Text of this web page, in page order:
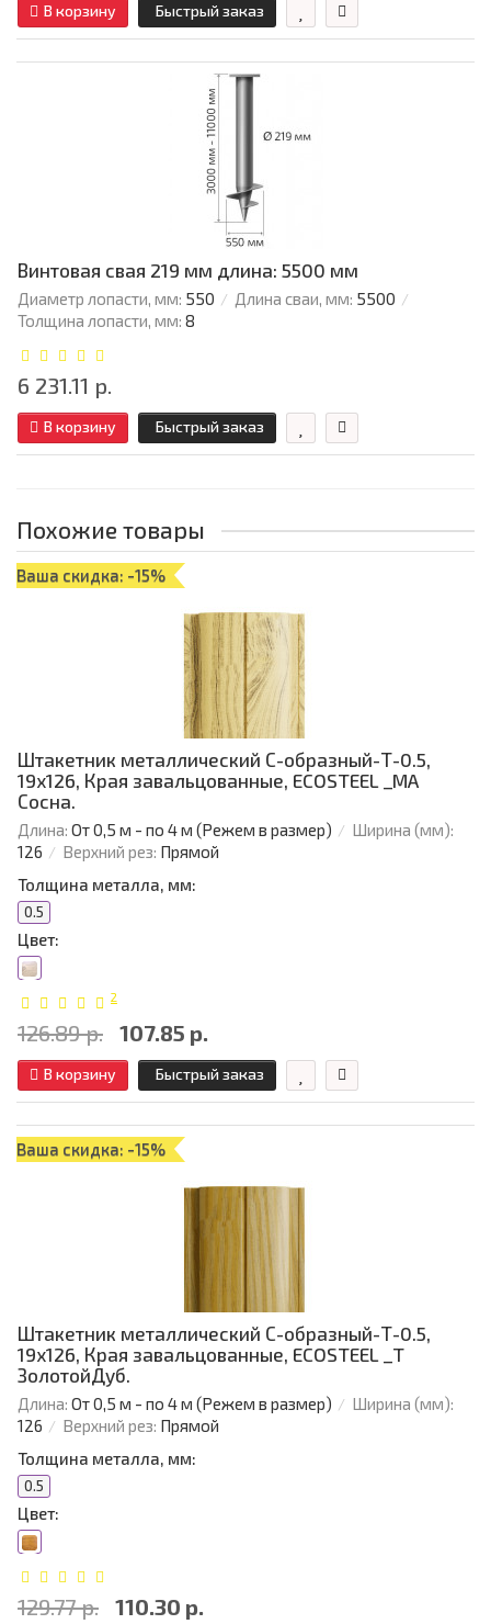
В корзину Быстрый заказ
Винтовая свая 219 мм длина: 5500 мм
Диаметр лопасти, мм: 550 Длина сваи, мм: 5500
Толщина лопасти, мм: 8
6 231.11 р.
В корзину Быстрый заказ
Похожие товары
Ваша скидка: -15%
Штакетник металлический С-образный-Т-0.5,
19х126, Края завальцованные, ECOSTEEL _MA
Сосна.
Длина: От 0,5 м - по 4 м (Режем в размер)
Ширина (мм):
126
Верхний рез: Прямой
Толщина металла, мм:
0.5
Цвет:
2
126.89 р. 107.85 р.
В корзину Быстрый заказ
Ваша скидка: -15%
Штакетник металлический С-образный-Т-0.5,
19х126, Края завальцованные, ECOSTEEL _T
ЗолотойДуб.
Длина: От 0,5 м - по 4 м (Режем в размер)
Ширина (мм):
126
Верхний рез: Прямой
Толщина металла, мм:
0.5
Цвет:
129.77 р. 110.30 р.